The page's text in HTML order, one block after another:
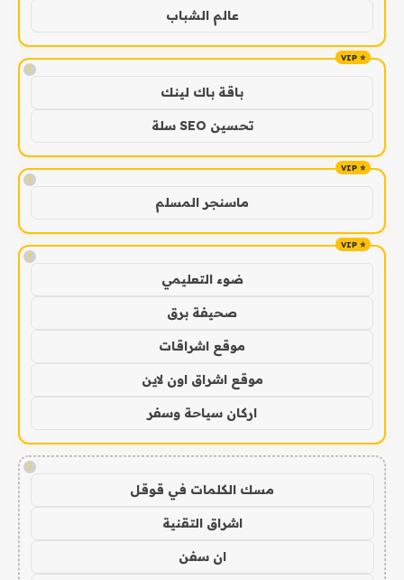
عالم الشباب
!
باقة باك لينك
تحسين SEO سلة
!
ماسنجر المسلم
!
ضوء التعليمي
صحيفة برق
موقع اشراقات
موقع اشراق اون لاين
اركان سياحة وسفر
!
مسك الكلمات في قوقل
اشراق التقنية
ان سفن